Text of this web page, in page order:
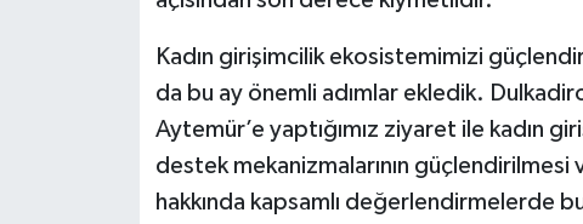
Kadın girişimcilik ekosistemimizi
da bu ay önemli adımlar ekledik.
Aytemür’e yaptığımız ziyaret ile kadın
destek mekanizmalarının güçlendirilmesi
hakkında kapsamlı değerlendirmelerde